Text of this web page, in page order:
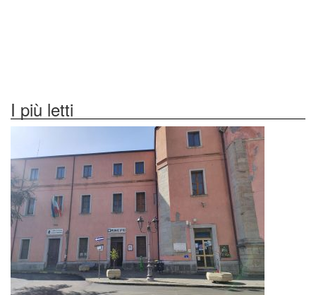
I più letti